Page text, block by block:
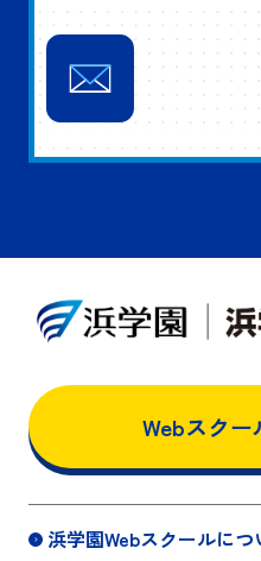
Webスク
浜学園Webスクールにつ